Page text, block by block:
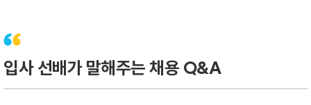
입사 선배가 말해주는 채용 Q&A